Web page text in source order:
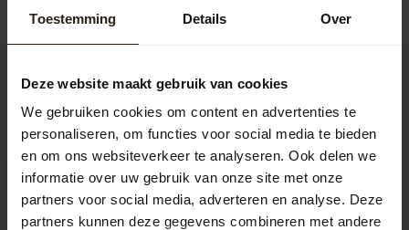
Toestemming Details Over
Deze website maakt gebruik van cookies
We gebruiken cookies om content en advertenties te
personaliseren, om functies voor social media te bieden
en om ons websiteverkeer te analyseren. Ook delen we
informatie over uw gebruik van onze site met onze
partners voor social media, adverteren en analyse. Deze
partners kunnen deze gegevens combineren met andere
Neem gerust contact op met onze klantenservice op
info@barrelatelier.nl
Recent bekeken